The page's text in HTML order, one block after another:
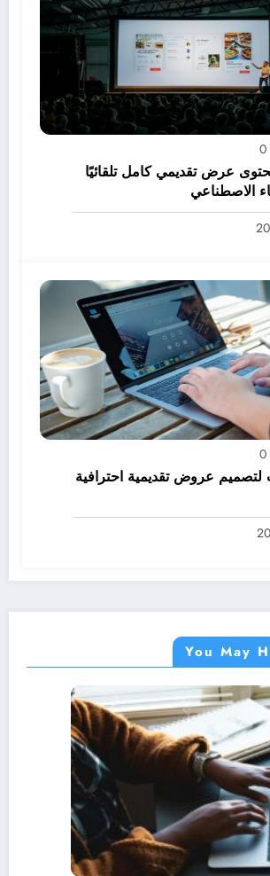
0
عرض تقديمي كامل تلقائيًا
الاصطناعي
0
عروض تقديمية احترافية
You May